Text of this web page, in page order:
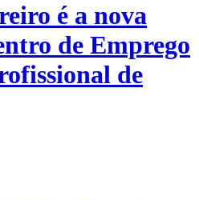
é a nova
de Emprego
de